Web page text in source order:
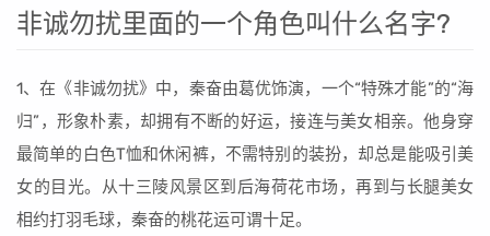
非诚勿扰里面的一个角色叫什么名字?
1、在《非诚勿扰》中，秦奋由葛优饰演，一个“特殊才能”的“海
归”，形象朴素，却拥有不断的好运，接连与美女相亲。他身穿
最简单的白色T恤和休闲裤，不需特别的装扮，却总是能吸引美
女的目光。从十三陵风景区到后海荷花市场，再到与长腿美女
相约打羽毛球，秦奋的桃花运可谓十足。